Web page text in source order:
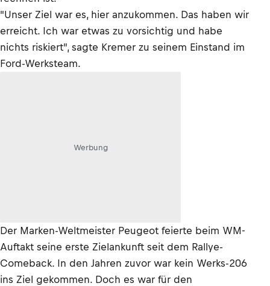
"Unser Ziel war es, hier anzukommen. Das haben wir
erreicht. Ich war etwas zu vorsichtig und habe
nichts riskiert", sagte Kremer zu seinem Einstand im
Ford-Werksteam.
Werbung
Der Marken-Weltmeister Peugeot feierte beim WM-
Auftakt seine erste Zielankunft seit dem Rallye-
Comeback. In den Jahren zuvor war kein Werks-206
ins Ziel gekommen. Doch es war für den